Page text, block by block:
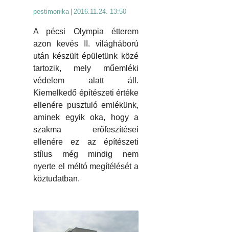
pestimonika 2016.11.24. 13:50
A pécsi Olympia étterem
azon kevés II. világháború
után készült épületünk közé
tartozik, mely műemléki
védelem alatt áll.
Kiemelkedő építészeti értéke
ellenére pusztuló emlékünk,
aminek egyik oka, hogy a
szakma erőfeszítései
ellenére ez az építészeti
stílus még mindig nem
nyerte el méltó megítélését a
köztudatban.